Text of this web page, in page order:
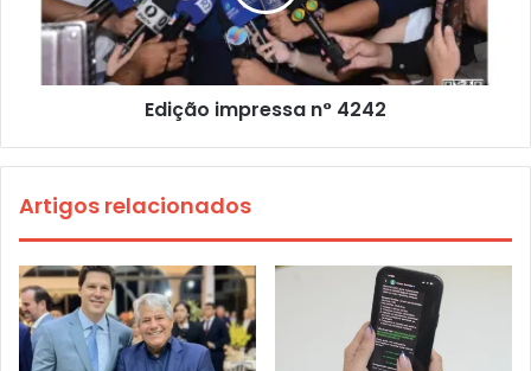
Edição impressa n° 4242
Artigos relacionados